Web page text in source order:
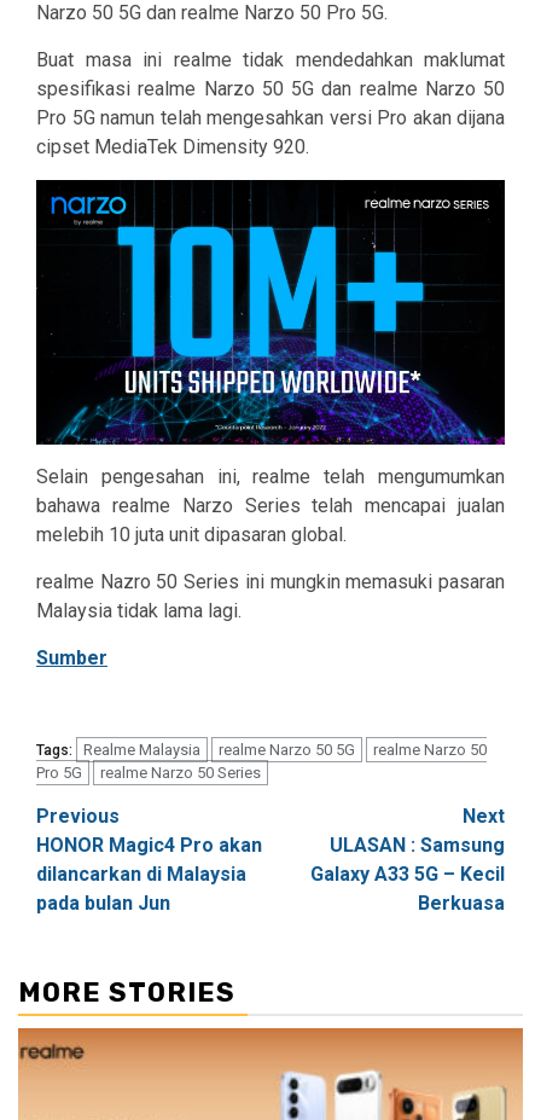
Narzo 50 5G dan realme Narzo 50 Pro 5G.
Buat masa ini realme tidak mendedahkan maklumat
spesifikasi realme Narzo 50 5G dan realme Narzo 50
Pro 5G namun telah mengesahkan versi Pro akan dijana
cipset MediaTek Dimensity 920.
Selain pengesahan ini, realme telah mengumumkan
bahawa realme Narzo Series telah mencapai jualan
melebih 10 juta unit dipasaran global.
realme Nazro 50 Series ini mungkin memasuki pasaran
Malaysia tidak lama lagi.
Sumber
Tags: Realme Malaysia realme Narzo 50 5G
realme Narzo 50
Pro 5G
realme Narzo 50 Series
Post
navigation
Previous
HONOR Magic4 Pro akan
dilancarkan di Malaysia
pada bulan Jun
Next
ULASAN : Samsung
Galaxy A33 5G – Kecil
Berkuasa
MORE STORIES